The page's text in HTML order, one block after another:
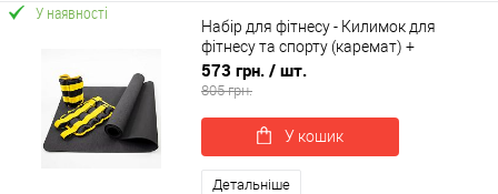
У наявності
Набір для фітнесу - Килимок для
фітнесу та спорту (каремат) +
обтяжувачі 2шт по 1.5 кг OSPORT Set
37 (n-0068)
573 грн. / шт.
805 грн.
У кошик
Детальніше